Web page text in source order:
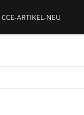
CCE-ARTIKEL-NEU